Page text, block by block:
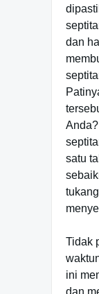
dan
satu
tukang
Tidak
ini
dan